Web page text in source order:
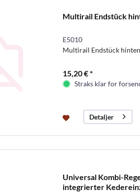
Multirail Endstück
E5010
Multirail Endstück
15,20 € *
Straks klar for
Detaljer
Universal Kombi-
integrierter